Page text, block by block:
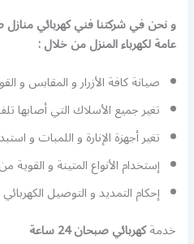
و نحن في شركتنا فني كهربائي
عامة لكهرباء المنزل من خلال :
صيانة كافة الأزرار و المقابس و
تغير جميع الأسلاك التي أصابها
تغير أجهزة الإنارة و اللمبات و
إستخدام الأنواع المتينة و القوية
إحكام التمديد و التوصيل
خدمةكهربائي صبحان 24 ساعة